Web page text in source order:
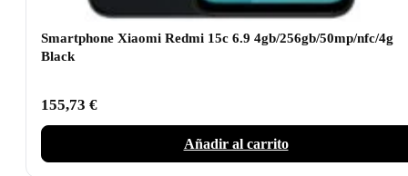
Smartphone Xiaomi Redmi 15c 6.9 4gb/256gb/50mp/nfc/4g
Black
155,73 €
Añadir al carrito